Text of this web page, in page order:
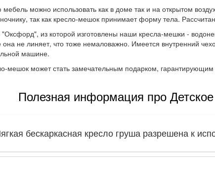
мебель можно использовать как в доме так и на открытом
так как кресло-мешок принимает форму тела.
"Оксфорд", из которой изготовлены наши кресла-мешки -
она не линяет, что тоже немаловажно. Имеется внутренний
машине.
мешок может стать замечательным подарком,
Полезная информация про
бескаркасная кресло груша разрешена к